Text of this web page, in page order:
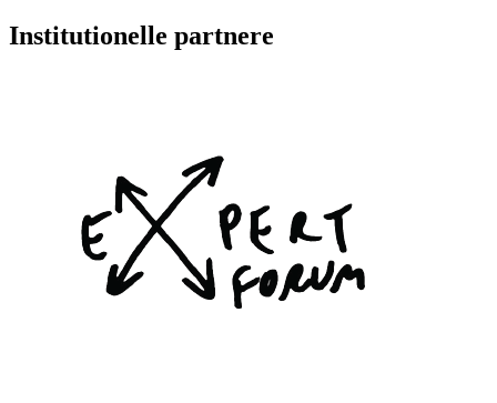
Institutionelle partnere